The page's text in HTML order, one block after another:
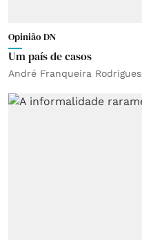
Opinião DN
Um país de casos
André Franqueira Rodrigues